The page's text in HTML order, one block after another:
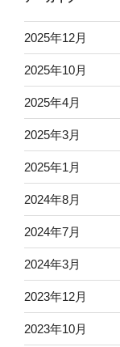
2025年12月
2025年10月
2025年4月
2025年3月
2025年1月
2024年8月
2024年7月
2024年3月
2023年12月
2023年10月